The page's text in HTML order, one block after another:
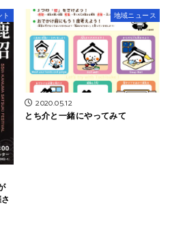
ト 地域ニュース
2020.05.12
とち介と一緒にやってみて